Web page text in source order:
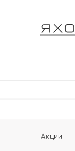
Акции